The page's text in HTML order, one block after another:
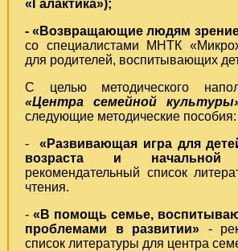
«Галактика»);
-«Возвращающие людям
со специалистами МНТК
для родителей, воспитывающих
С целью методического
«Центра семейной
следующие методические пособия:
-«Развивающая игра для
возраста и начальной
рекомендательный список
чтения.
- «В помощь семье,
проблемами в развитии» -
список литературы для центра